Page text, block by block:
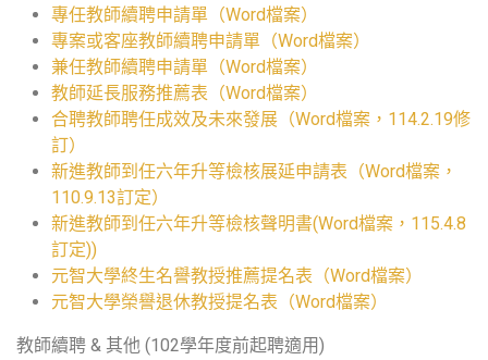
專任教師續聘申請單（Word檔案）
專案或客座教師續聘申請單（Word檔案）
兼任教師續聘申請單（Word檔案）
教師延長服務推薦表（Word檔案）
合聘教師聘任成效及未來發展（Word檔案，114.2.19修
訂）
新進教師到任六年升等檢核展延申請表（Word檔案，
110.9.13訂定）
新進教師到任六年升等檢核聲明書(Word檔案，115.4.8
訂定))
元智大學終生名譽教授推薦提名表（Word檔案）
元智大學榮譽退休教授提名表（Word檔案）
教師續聘 & 其他 (102學年度前起聘適用)